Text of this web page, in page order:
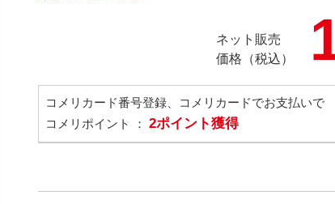
ネット販売
価格（税込）
コメリカード番号登録、コメリカードでお支払いで
コメリポイント ： 2ポイント獲得